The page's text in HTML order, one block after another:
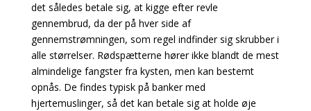
det således betale sig, at kigge efter revle
gennembrud, da der på hver side af
gennemstrømningen, som regel indfinder sig skrubber i
alle størrelser. Rødspætterne hører ikke blandt de mest
almindelige fangster fra kysten, men kan bestemt
opnås. De findes typisk på banker med
hjertemuslinger, så det kan betale sig at holde øje